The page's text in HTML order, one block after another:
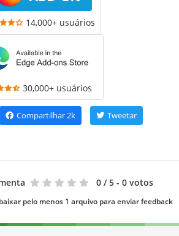
14,000+ usuários
30,000+ usuários
Compartilhar2k Tweetar
0 / 5 - 0 votos
pelo menos 1 arquivo para enviar feedback